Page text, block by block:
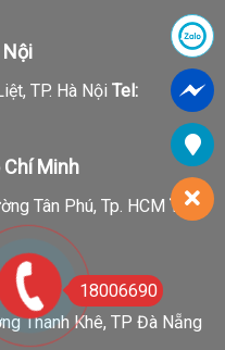
Nội
TP. Hà Nội Tel:
Chí Minh
Tân Phú, Tp. HCM Tel:
Thanh Khê, TP Đà Nẵng
18006690